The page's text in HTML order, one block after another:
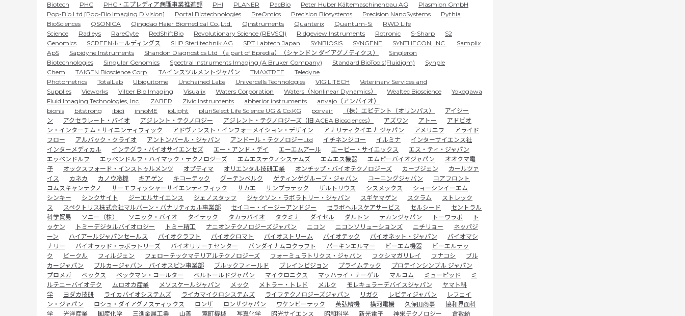
Biotech
PHC PHC・エプレディア病理事業推進部 PHI PLANER PacBio Peter Huber Kältemaschinenbau AG
Plasmion GmbH​
Pop-Bio Ltd [Pop-Bio Imaging Division]
Portal Biotechnologies PreOmics Precision Biosystems Precision NanoSystems
Pythia
BioSciences
QSONICA Qingdao Haier Biomedical Co.,Ltd. Qinstruments Quanterix Quantum-Si
RWD Life
Science
Radleys RareCyte RedShiftBio Revolutionary Science (REVSCI) Ridgeview Instruments Rotronic S-Sharp
S2
Genomics
SCREENホールディングス SHP Steriltechnik AG SPT Labtech Japan SYNBIOSIS SYNGENE SYNTHECON, INC.
Samplix
ApS
Sapidyne Instruments Shandon Diagnostics Ltd （a part of Epredia）（シャンドン ダイアグノティクス）
Singleron
Biotechnologies
Singular Genomics Spectral Instruments Imaging (A Bruker Company) Standard BioTools(Fluidigm)
Synple
Chem
TAIGEN Bioscience Corp. TAインスツルメントジャパン TMAXTREE
Teledyne
Photometrics
TotalLab Ubiquitome Unchained Labs Univercells Technologies VIGILITECH
Veterinary Services and
Supplies
Vieworks Vilber Bio Imaging Visualix Waters Corporation Waters（Nonlinear Dynamics） Wealtec Bioscience
Yokogawa
Fluid Imaging Technologies, Inc.
ZABER Zivic Instruments abberior instruments
anvajo（アンバイオ）
bionis
bitstrong ibidi innoME ioLight pluriSelect Life Science UG & Co.KG porvair （株）エビデント（オリンパス）
アイジー
ン
アクセラレート・バイオ アジレント・テクノロジー アジレント・テクノロジーズ（旧 ACEA Biosciences） アズワン アトー
アドビオ
ン・インターチム・サイエンティフィック
アドヴァンスト・インフォーメイション・デザイン アナリティクイエナ ジャパン アメリエフ
アライド
フロー
アルバック・クライオ アントンパール・ジャパン アンドール・テクノロジーLtd イチネンジコー イルミナ
インターサイエンス社
インターメディカル
インテグラ・バイオサイエンセズ エー・アンド・デイ エーエムアール エービー・サイエックス
エス・ティ・ジャパン
エッペンドルフ
エッペンドルフ・ハイマック・テクノロジーズ エムエステクノシステムズ エムエス機器 エムピーバイオジャパン
オオクマ電
子
オックスフォード・インストゥルメンツ オプティマ オリエンタル技研工業 オンチップ・バイオテクノロジーズ カーブジェン
カールツァ
イス
カネカ カノウ冷機 キアゲン キコーテック グーテンベルク ゲティンゲグループ・ジャパン コーニングジャパン
コアフロント
コムスキャンテクノ
サーモフィッシャーサイエンティフィック サカエ サンプラテック ザルトリウス シスメックス
ショーシンイーエム
シンキー
シンクサイト ジーエルサイエンス ジェノスタッフ ジャクソン・ラボラトリー・ジャパン スギヤマゲン スクラム
ストレック
ス
スペクトリス株式会社マルバーン・パナリティカル事業部 セイコー・イージーアンドジー セラボヘルスケアサービス セルシード
セントラル
科学貿易
ソニー（株） ソニック・バイオ タイテック タカラバイオ タクミナ ダイセル ダルトン テカンジャパン トーワラボ
ト
ッケン
トミーデジタルバイオロジー トミー精工 ナニオンテクノロジーズジャパン ニコン ニコンソリューションズ ニチリョー
ネッパジ
ーン
ハイアールジャパンセールス バイオクラフト バイオクロマト バイオストリーム バイオテック バイオネット・ジャパン
バイオマシ
ナリー
バイオラッド・ラボラトリーズ バイオリサーチセンター バンダイナムコクラフト パーキンエルマー ビーエム機器
ビーエルテッ
ク
ビークル フィルジェン フェローテックマテリアルテクノロジーズ フォーミュラトリクス・ジャパン フクシマガリレイ フナコシ
ブル
カージャパン
ブルカージャパン バイオスピン事業部 ブルックフィールド ブレインビジョン プライムテック
プロテインシンプル ジャパン
プロメガ
ベックス ベックマン・コールター ベルトールドジャパン マイクロニクス マッハライ・ナーゲル マルコム ミューピッド
ミ
ルテニーバイオテク
ムロオカ産業 メソスケールジャパン メック メトラー・トレド メルク モレキュラーデバイスジャパン
ヤマト科
学
ヨダカ技研 ライカバイオシステムズ ライカマイクロシステムズ ライフテクノロジーズジャパン リガク レビティジャパン
レフェイ
ン・ジャパン
ロシュ・ダイアグノスティックス ロンザ ロンザジャパン ワケンビーテック 英弘精機 横河電機 久保田商事
協和界面科
学
光洋産業 国産化学 三進金属工業 山善 室町機械 写真化学 昭光サイエンス 昭和科学 新光電子 神栄テクノロジー 倉敷紡